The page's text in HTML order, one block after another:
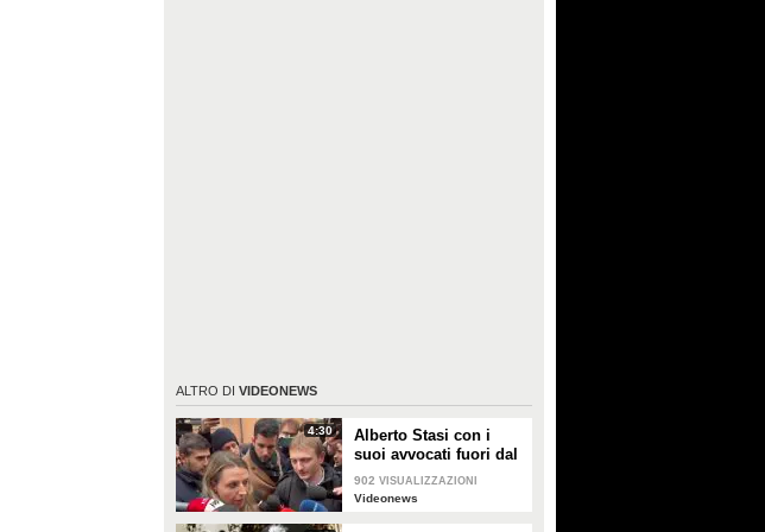
ALTRO DI VIDEONEWS
4:30
Alberto Stasi con i
suoi avvocati fuori dal
Tribunale: "Abbiate
pazienza"
902 VISUALIZZAZIONI
Videonews